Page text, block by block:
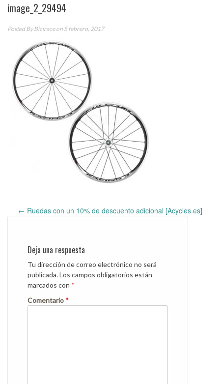
image_2_29494
Posted ByBiciraceon 5 febrero, 2017
Post
← Ruedas con un 10% de descuento adicional [Acycles.es]
Deja una respuesta
Tu dirección de correo electrónico no será
publicada.Los campos obligatorios están
marcados con *
Comentario *